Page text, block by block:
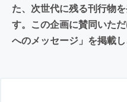
た、次世代に残る刊行物
す。この企画に賛同いた
へのメッセージ」を掲載